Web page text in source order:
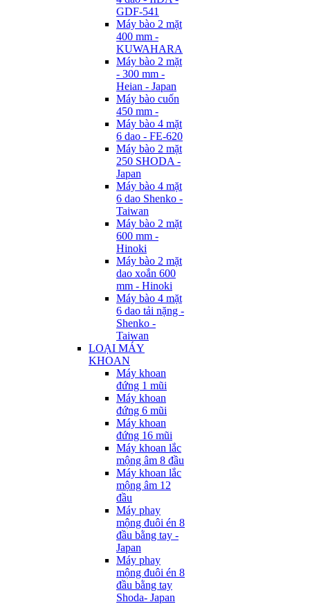
GDF-541
Máy bào 2 mặt
400 mm -
KUWAHARA
Máy bào 2 mặt
- 300 mm -
Heian - Japan
Máy bào cuốn
450 mm -
Máy bào 4 mặt
6 dao - FE-620
Máy bào 2 mặt
250 SHODA -
Japan
Máy bào 4 mặt
6 dao Shenko -
Taiwan
Máy bào 2 mặt
600 mm -
Hinoki
Máy bào 2 mặt
dao xoắn 600
mm - Hinoki
Máy bào 4 mặt
6 dao tải nặng -
Shenko -
Taiwan
LOẠI MÁY
KHOAN
Máy khoan
đứng 1 mũi
Máy khoan
đứng 6 mũi
Máy khoan
đứng 16 mũi
Máy khoan lắc
mộng âm 8 đầu
Máy khoan lắc
mộng âm 12
đầu
Máy phay
mộng đuôi én 8
đầu bằng tay -
Japan
Máy phay
mộng đuôi én 8
đầu bằng tay
Shoda- Japan